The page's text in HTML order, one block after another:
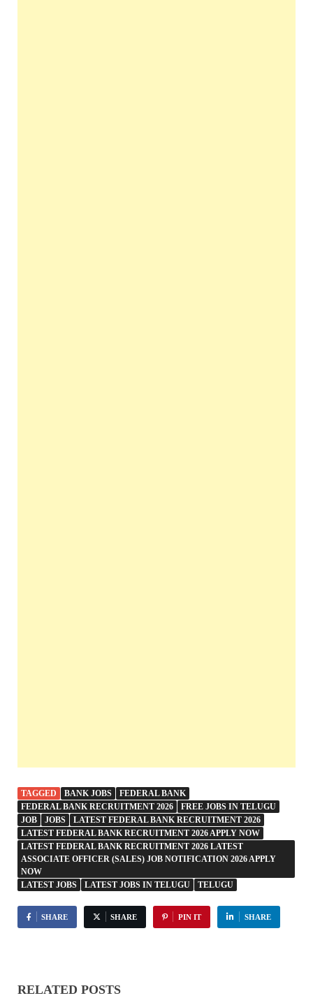
TAGGED BANK JOBS
FEDERAL BANK
FEDERAL BANK RECRUITMENT 2026
FREE JOBS IN TELUGU
JOB
JOBS
LATEST FEDERAL BANK RECRUITMENT 2026
LATEST FEDERAL BANK RECRUITMENT 2026 APPLY NOW
LATEST FEDERAL BANK RECRUITMENT 2026 LATEST
ASSOCIATE OFFICER (SALES) JOB NOTIFICATION 2026 APPLY
NOW
LATEST JOBS
LATEST JOBS IN TELUGU TELUGU
SHARE SHARE PIN IT SHARE
RELATED POSTS